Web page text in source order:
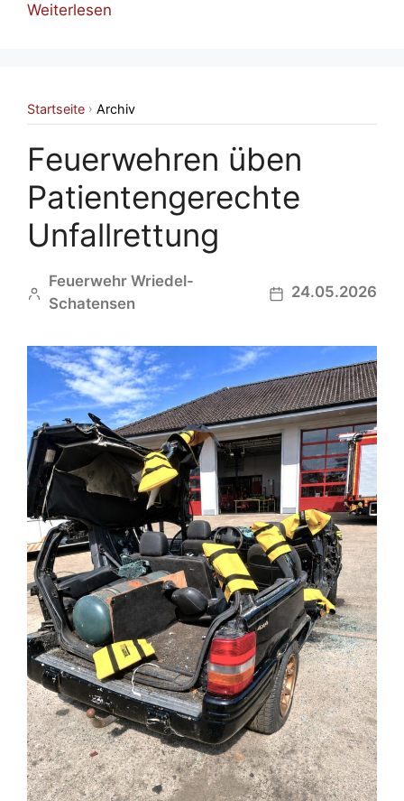
Weiterlesen
Startseite › Archiv
Feuerwehren üben
Patientengerechte
Unfallrettung
Feuerwehr Wriedel-
Schatensen
24.05.2026